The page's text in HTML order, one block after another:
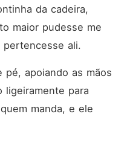
da cadeira,
maior pudesse me
pertencesse ali.
pé, apoiando as mãos
ligeiramente para
manda, e ele